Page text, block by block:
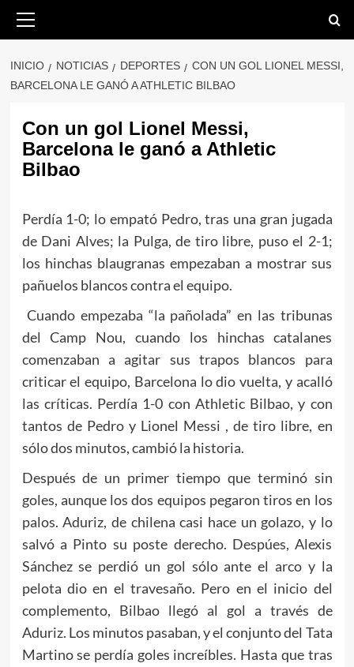
Saltar
primario
INICIO NOTICIAS DEPORTES
CON UN GOL LIONEL MESSI,
BARCELONA LE GANÓ A ATHLETIC BILBAO
Con un gol Lionel Messi,
Barcelona le ganó a Athletic
Bilbao
Perdía 1-0; lo empató Pedro, tras una gran jugada
de Dani Alves; la Pulga, de tiro libre, puso el 2-1;
los hinchas blaugranas empezaban a mostrar sus
pañuelos blancos contra el equipo.
Cuando empezaba “la pañolada” en las tribunas
del Camp Nou, cuando los hinchas catalanes
comenzaban a agitar sus trapos blancos para
criticar el equipo, Barcelona lo dio vuelta, y acalló
las críticas. Perdía 1-0 con Athletic Bilbao, y con
tantos de Pedro y Lionel Messi , de tiro libre, en
sólo dos minutos, cambió la historia.
Después de un primer tiempo que terminó sin
goles, aunque los dos equipos pegaron tiros en los
palos. Aduriz, de chilena casi hace un golazo, y lo
salvó a Pinto su poste derecho. Despúes, Alexis
Sánchez se perdió un gol sólo ante el arco y la
pelota dio en el travesaño. Pero en el inicio del
complemento, Bilbao llegó al gol a través de
Aduriz. Los minutos pasaban, y el conjunto del Tata
Martino se perdía goles increíbles. Hasta que tras